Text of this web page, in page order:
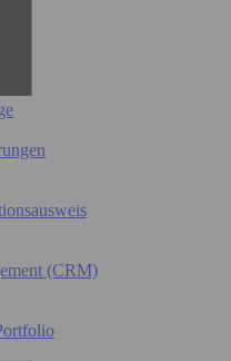
(CRM)